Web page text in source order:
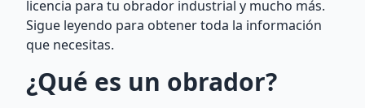
licencia para tu obrador industrial y mucho más.
Sigue leyendo para obtener toda la información
que necesitas.
¿Qué es un obrador?